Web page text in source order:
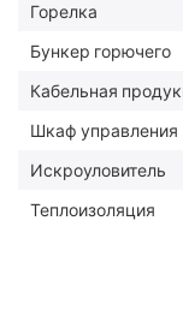
Горелка
Бункер горючего
Кабельная
Шкаф управления
Искроуловитель
Теплоизоляция